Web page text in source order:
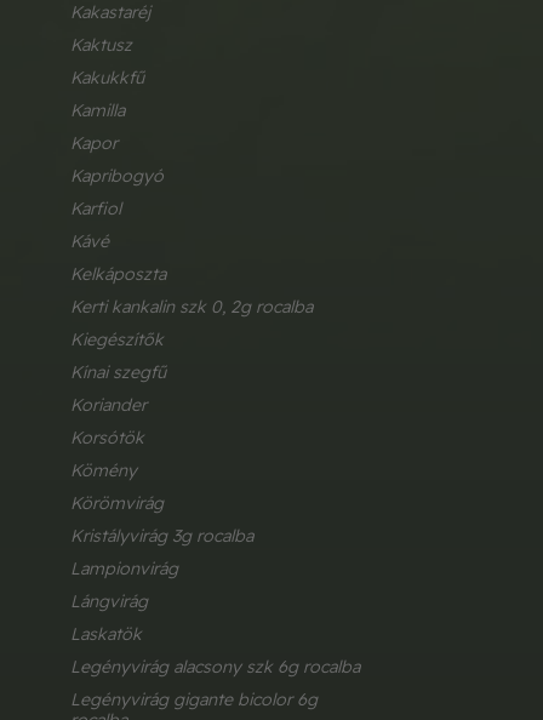
kakastaréj
kaktusz
kakukkfű
kamilla
kapor
kapribogyó
karfiol
kávé
kelkáposzta
kerti kankalin szk 0, 2g rocalba
kiegészítők
kínai szegfű
koriander
korsótök
kömény
körömvirág
kristályvirág 3g rocalba
lampionvirág
lángvirág
laskatök
legényvirág alacsony szk 6g rocalba
legényvirág gigante bicolor 6g